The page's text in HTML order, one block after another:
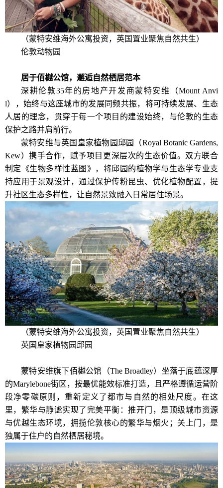
（蒙特安维海外公寓投资，英国置业聚焦自然共生）
伦敦动物园
居于佰樾公馆，邂逅自然栖居范本
深耕伦敦35年的房地产开发商蒙特安维（Mount Anvi
l），始终与这座城市的发展同频共振，将可持续发展、生态
人居的理念，贯穿于每一个项目的建设始终，与伦敦的生态
保护之路并肩前行。
蒙特安维与英国皇家植物园邱园（Royal Botanic Gardens,
Kew）携手合作，赋予项目更深层次的生态价值。双方联合
制定《生物多样性蓝图》，将邱园的植物学与生态学专业支
持应用于景观设计，通过保护传粉昆虫、优化植物配置，提
升社区生态多样性，让自然景致融入日常居住场景。
（蒙特安维海外公寓投资，英国置业聚焦自然共生）
英国皇家植物园邱园
蒙特安维旗下佰樾公馆（The Broadley）坐落于底蕴深厚
的Marylebone街区，按最优能效标准打造，且严格遵循运营阶
段净零碳原则，重新定义了都市与自然的相处尺度。在这
里，繁华与静谧实现了完美平衡：推开门，是顶级城市资源
与优越生态环境，拥揽伦敦核心的繁华与烟火；关上门，是
独属于住户的自然栖居秘境。